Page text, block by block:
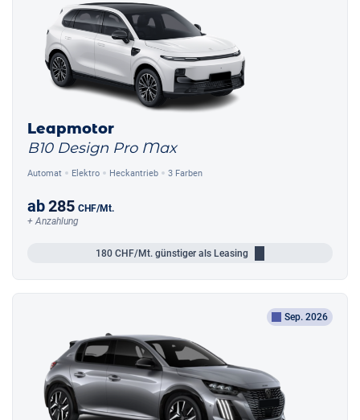
Leapmotor
B10 Design Pro Max
Automat Elektro Heckantrieb 3 Farben
ab285 CHF/Mt.
+ Anzahlung
180 CHF/Mt. günstiger als Leasing
Sep. 2026